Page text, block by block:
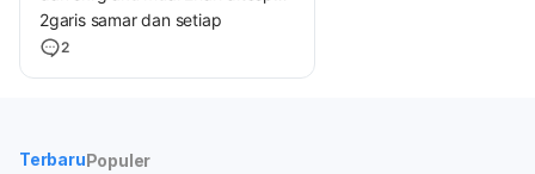
2garis samar dan setiap
tengkurep itu kerasa detak
kdpn ya
2
TerbaruPopuler